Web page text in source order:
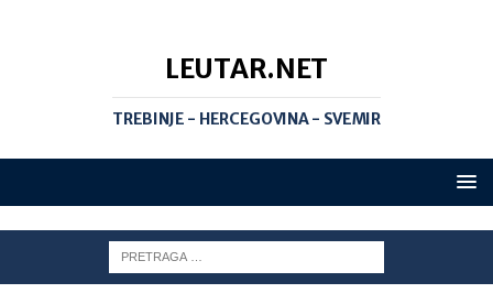
LEUTAR.NET
TREBINJE - HERCEGOVINA - SVEMIR